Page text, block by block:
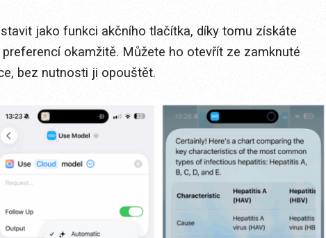
jako funkci akčního tlačítka, díky tomu získáte
okamžitě. Můžete ho otevřít ze zamknuté
bez nutnosti ji opouštět.